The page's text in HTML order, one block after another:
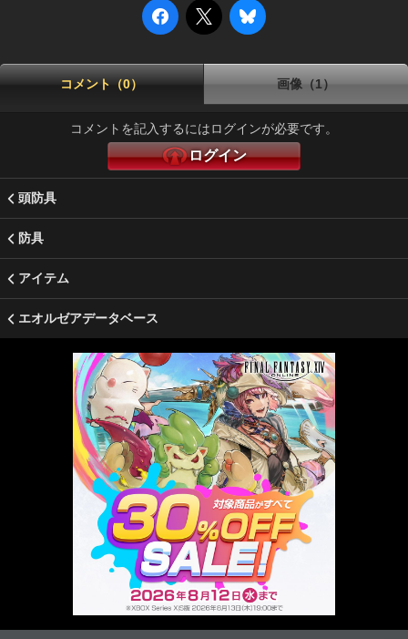
コメント（0） 画像（1）
コメントを記入するにはログインが必要です。
ログイン
頭防具
防具
アイテム
エオルゼアデータベース